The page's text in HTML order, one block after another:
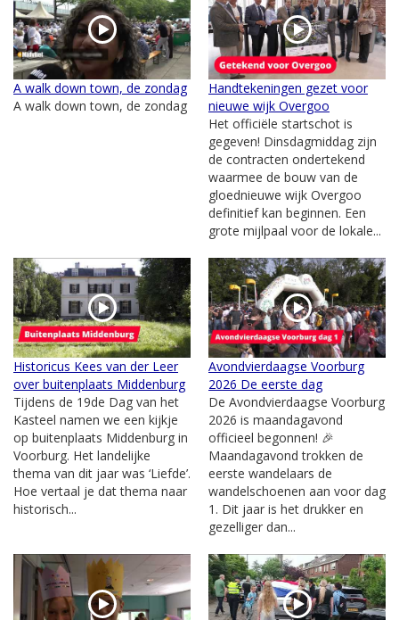
A walk down town, de zondag
A walk down town, de zondag
Handtekeningen gezet voor
nieuwe wijk Overgoo
Het officiële startschot is
gegeven! Dinsdagmiddag zijn
de contracten ondertekend
waarmee de bouw van de
gloednieuwe wijk Overgoo
definitief kan beginnen. Een
grote mijlpaal voor de lokale...
Historicus Kees van der Leer
over buitenplaats Middenburg
Tijdens de 19de Dag van het
Kasteel namen we een kijkje
op buitenplaats Middenburg in
Voorburg. Het landelijke
thema van dit jaar was ‘Liefde’.
Hoe vertaal je dat thema naar
historisch...
Avondvierdaagse Voorburg
2026 De eerste dag
De Avondvierdaagse Voorburg
2026 is maandagavond
officieel begonnen! 🎉
Maandagavond trokken de
eerste wandelaars de
wandelschoenen aan voor dag
1. Dit jaar is het drukker en
gezelliger dan...